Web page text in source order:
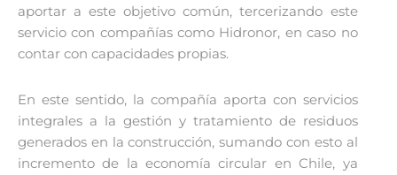
aportar a este objetivo común, tercerizando este
servicio con compañías como Hidronor, en caso no
contar con capacidades propias.
En este sentido, la compañía aporta con servicios
integrales a la gestión y tratamiento de residuos
generados en la construcción, sumando con esto al
incremento de la economía circular en Chile, ya